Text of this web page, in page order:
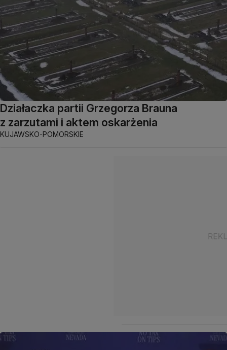
Działaczka partii Grzegorza Brauna
z zarzutami i aktem oskarżenia
KUJAWSKO-POMORSKIE